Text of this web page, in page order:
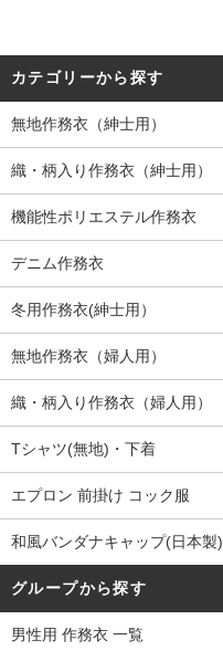
カテゴリーから探す
無地作務衣（紳士用）
織・柄入り作務衣（紳士用）
機能性ポリエステル作務衣
デニム作務衣
冬用作務衣(紳士用）
無地作務衣（婦人用）
織・柄入り作務衣（婦人用）
Tシャツ(無地)・下着
エプロン 前掛け コック服
和風バンダナキャップ(日本製)
グループから探す
男性用 作務衣 一覧